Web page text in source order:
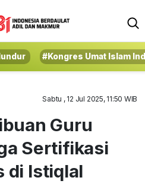
#Kongres Umat Islam
Sabtu , 12 Jul 2025, 11:50 WIB
Guru
Sertifikasi
di Istiqlal